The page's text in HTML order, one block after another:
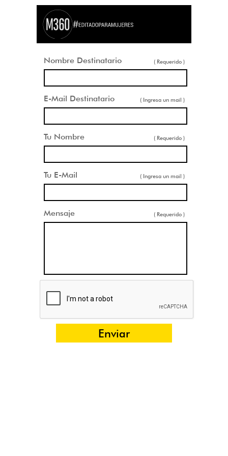
Nombre Destinatario ( Requerido )
E-Mail Destinatario ( Ingresa un mail )
Tu Nombre ( Requerido )
Tu E-Mail ( Ingresa un mail )
Mensaje ( Requerido )